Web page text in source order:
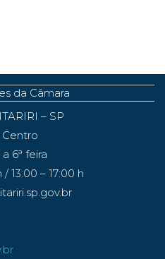
da Câmara
– SP
Centro
6ª feira
13:00 – 17:00 h